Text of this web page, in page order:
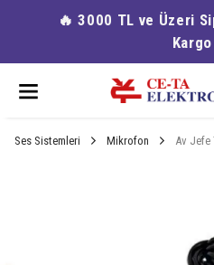
🔥 3000 TL ve Üzeri
Ses Sistemleri Mikrofon Av Jefe